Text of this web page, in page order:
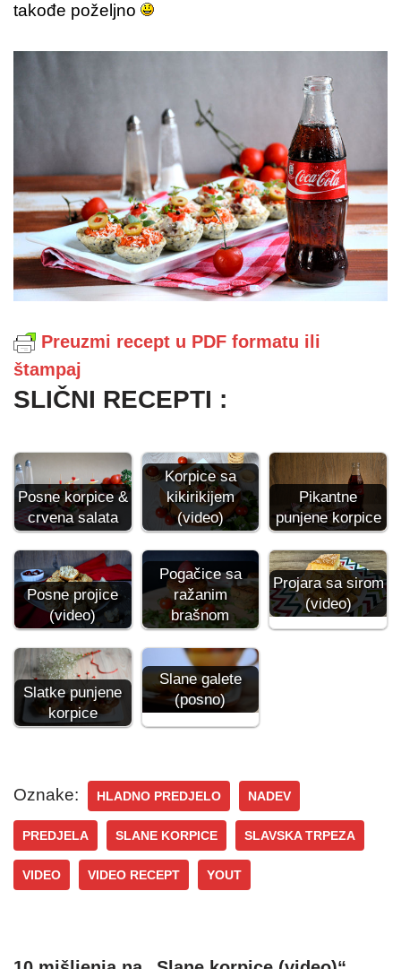
takođe poželjno
Preuzmi recept u PDF formatu ili
štampaj
SLIČNI RECEPTI :
Posne korpice &
crvena salata
Korpice sa
kikirikijem
(video)
Pikantne
punjene korpice
Posne projice
(video)
Pogačice sa
ražanim
brašnom
Projara sa sirom
(video)
Slatke punjene
korpice
Slane galete
(posno)
Oznake: HLADNO PREDJELO NADEV
PREDJELA SLANE KORPICE SLAVSKA TRPEZA
VIDEO VIDEO RECEPT YOUT